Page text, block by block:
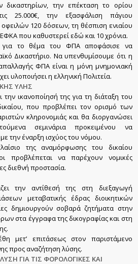
δικαστηρίων, την επέκταση το ορίου
25.000€, την εξασφάλιση πάγιου
120 δόσεων, τη θέσπιση ενιαίου
που καθυστερεί εδώ και 10 χρόνια.
για το θέμα του ΦΠΑ αποφάσισε να
Δικαστήριο. Να υπενθυμίσουμε ότι η
ΦΠΑ είναι η μόνη μνημονιακή
υλοποιήσει η ελληνική Πολιτεία.
ΥΛΗΣ
ικανοποίησή της για τη διάταξη του
που προβλέπει τον ορισμό των
κληρονομιάς και θα διοργανώσει
σεμινάρια προκειμένου να
την έναρξη ισχύος του νόμου.
της αναμόρφωσης του δικαίου
προβλέπεται να παρέχουν νομικές
διεθνή προστασία.
την αντίθεσή της στη διεξαγωγή
μεταβατικής έδρας διοικητικών
δημιουργούν σοβαρά ζητήματα στην
στα έγγραφα της δικογραφίας και στη
μετ’ επιτάσεως στον παριστάμενο
προς αναζήτηση λύσης.
ΓΙΑ ΤΙΣ ΦΟΡΟΛΟΓΙΚΕΣ ΚΑΙ